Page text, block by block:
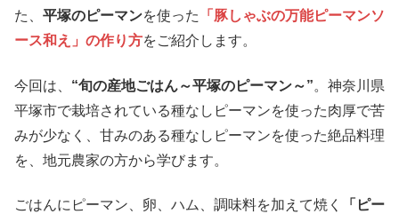
た、 平塚のピーマンを使った
「豚しゃぶの万能ピーマンソ
ース和え」の作り方をご紹介します。
今回は、 “旬の産地ごはん～平塚のピーマン～”。神奈川県
平塚市で栽培されている種なしピーマンを使った肉厚で苦
みが少なく、甘みのある種なしピーマンを使った絶品料理
を、地元農家の方から学びます。
ごはんにピーマン、卵、ハム、調味料を加えて焼く
「ピー